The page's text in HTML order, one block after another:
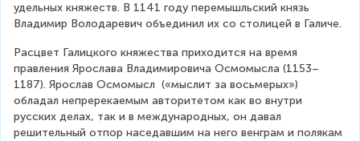
удельных княжеств. В 1141 году перемышльский князь
Владимир Володаревич объединил их со столицей в Галиче.
Расцвет Галицкого княжества приходится на время
правления Ярослава Владимировича Осмомысла (1153–
1187). Ярослав Осмомысл  («мыслит за восьмерых»)
обладал непререкаемым авторитетом как во внутри
русских делах, так и в международных, он давал
решительный отпор наседавшим на него венграм и полякам